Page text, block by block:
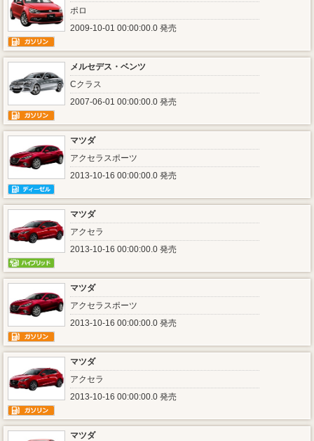
ポロ
2009-10-01 00:00:00.0 発売
メルセデス・ベンツ
Cクラス
2007-06-01 00:00:00.0 発売
マツダ
アクセラスポーツ
2013-10-16 00:00:00.0 発売
マツダ
アクセラ
2013-10-16 00:00:00.0 発売
マツダ
アクセラスポーツ
2013-10-16 00:00:00.0 発売
マツダ
アクセラ
2013-10-16 00:00:00.0 発売
マツダ